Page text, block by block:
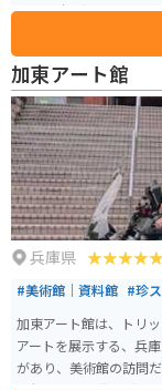
す。厄除け祈願の絵馬
加東アート館
兵庫県
#美術館｜資料館 #珍
加東アート館は、トリ
アートを展示する、兵
があり、美術館の訪問